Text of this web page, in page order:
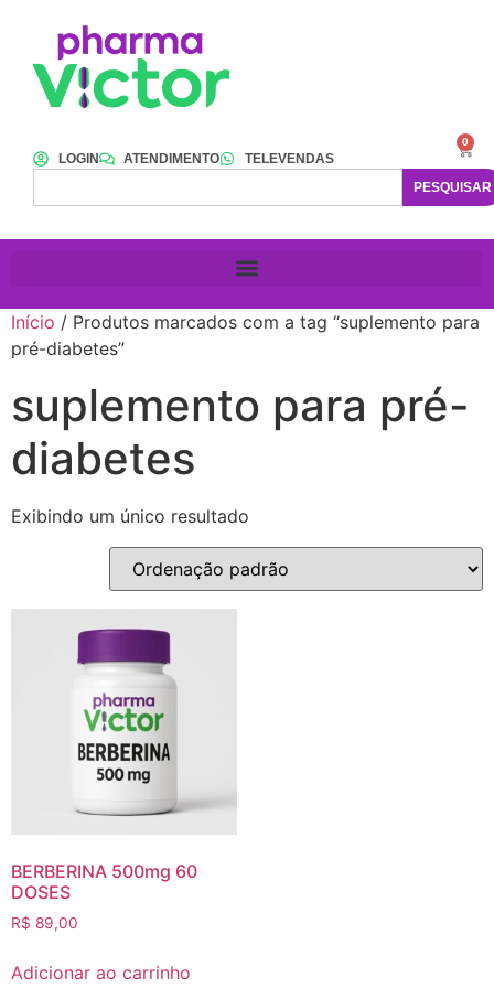
LOGIN ATENDIMENTO
TELEVENDAS
PESQUISAR
0
Início / Produtos marcados com a tag “suplemento para
pré-diabetes”
suplemento para pré-
diabetes
Exibindo um único resultado
BERBERINA 500mg 60
DOSES
R$ 89,00
Adicionar ao carrinho